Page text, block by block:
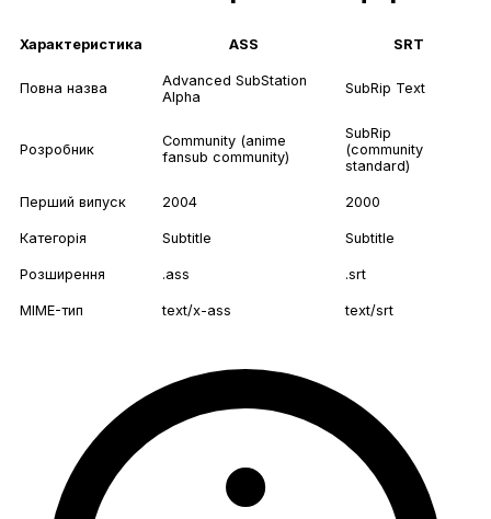
Характеристика ASS SRT
Повна назва
Advanced SubStation
Alpha
SubRip Text
Розробник
Community (anime
fansub community)
SubRip
(community
standard)
Перший випуск 2004 2000
Категорія Subtitle Subtitle
Розширення .ass .srt
MIME-тип text/x-ass text/srt